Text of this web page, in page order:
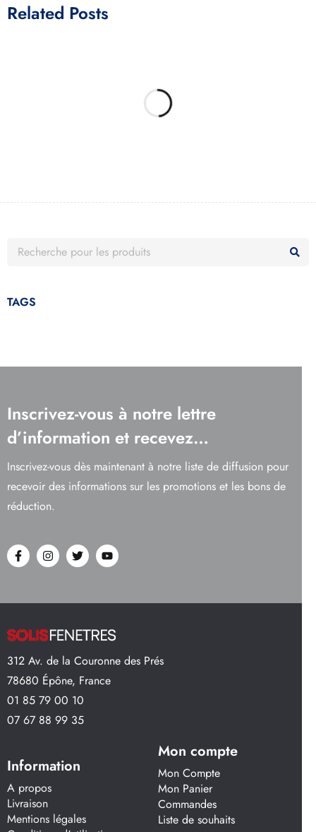
Related Posts
TAGS
Inscrivez-vous à notre lettre
d’information et recevez…
Inscrivez-vous dès maintenant à notre liste de diffusion pour
recevoir des informations sur les promotions et les bons de
réduction.
312 Av. de la Couronne des Prés
78680 Épône, France
01 85 79 00 10
07 67 88 99 35
Information
A propos
Livraison
Mentions légales
Mon compte
Mon Compte
Mon Panier
Commandes
Liste de souhaits